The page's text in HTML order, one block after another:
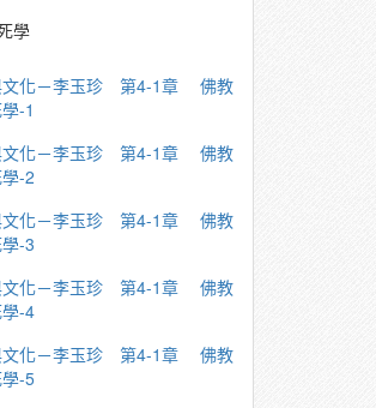
學
文化－李玉珍 第4-1章 佛教
-1
文化－李玉珍 第4-1章 佛教
-2
文化－李玉珍 第4-1章 佛教
-3
文化－李玉珍 第4-1章 佛教
-4
文化－李玉珍 第4-1章 佛教
-5